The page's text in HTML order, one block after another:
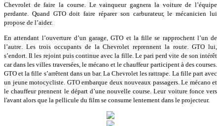
Chevrolet de faire la course. Le vainqueur gagnera la voiture de l’équipe
perdante. Quand GTO doit faire réparer son carburateur, le mécanicien lui
propose de l’aider.
En attendant l’ouverture d’un garage, GTO et la fille se rapprochent l’un de
l’autre. Les trois occupants de la Chevrolet reprennent la route. GTO lui,
s’endort. Il les rejoint puis continue avec la fille. Le pari perd vite de son intérêt
car dans les villes traversées, le mécano et le chauffeur participent à des courses.
GTO et la fille s’arrêtent dans un bar. La Chevrolet les rattrape. La fille part avec
un jeune motocycliste. GTO embarque deux nouveaux passagers. Le mécano et
le chauffeur prennent le départ d’une nouvelle course. Leur voiture fonce vers
l'avant alors que la pellicule du film se consume lentement dans le projecteur.